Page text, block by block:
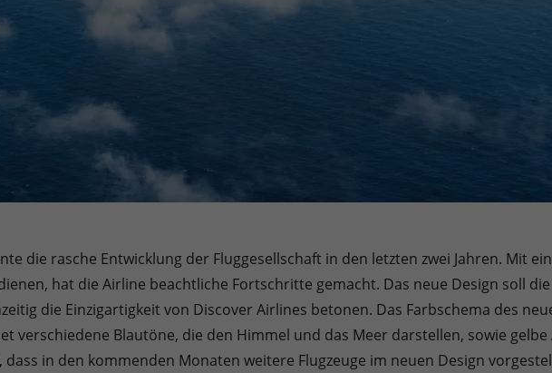
die rasche Entwicklung der Fluggesellschaft in den letzten zwei Jahren. Mit
hat die Airline beachtliche Fortschritte gemacht. Das neue Design soll
die Einzigartigkeit von Discover Airlines betonen. Das Farbschema des
verschiedene Blautöne, die den Himmel und das Meer darstellen, sowie gelbe
in den kommenden Monaten weitere Flugzeuge im neuen Design